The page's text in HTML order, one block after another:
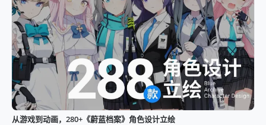
从游戏到动画，280+《蔚蓝档案》角色设计立绘